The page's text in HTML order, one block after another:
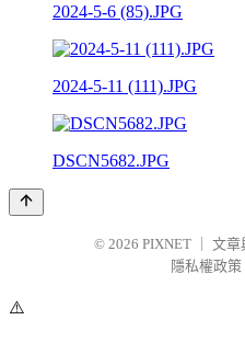
2024-5-6 (85).JPG
2024-5-11 (111).JPG
DSCN5682.JPG
© 2026 PIXNET
文章
隱私權政策
⚠️